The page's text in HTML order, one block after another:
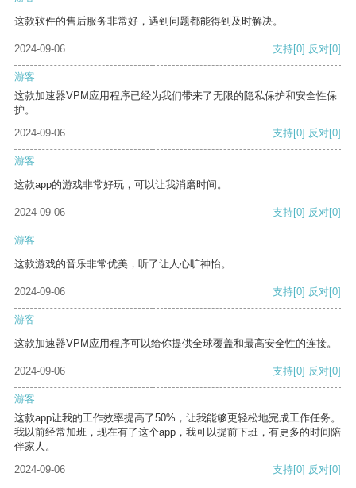
这款软件的售后服务非常好，遇到问题都能得到及时解决。
2024-09-06 支持[0] 反对[0]
游客
这款加速器VPM应用程序已经为我们带来了无限的隐私保护和安全性保
护。
2024-09-06
支持[0] 反对[0]
游客
这款app的游戏非常好玩，可以让我消磨时间。
2024-09-06 支持[0] 反对[0]
游客
这款游戏的音乐非常优美，听了让人心旷神怡。
2024-09-06 支持[0] 反对[0]
游客
这款加速器VPM应用程序可以给你提供全球覆盖和最高安全性的连接。
2024-09-06 支持[0] 反对[0]
游客
这款app让我的工作效率提高了50%，让我能够更轻松地完成工作任务。
我以前经常加班，现在有了这个app，我可以提前下班，有更多的时间陪
伴家人。
2024-09-06
支持[0] 反对[0]